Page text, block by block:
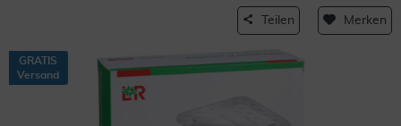
Teilen Merken
GRATIS
Versand